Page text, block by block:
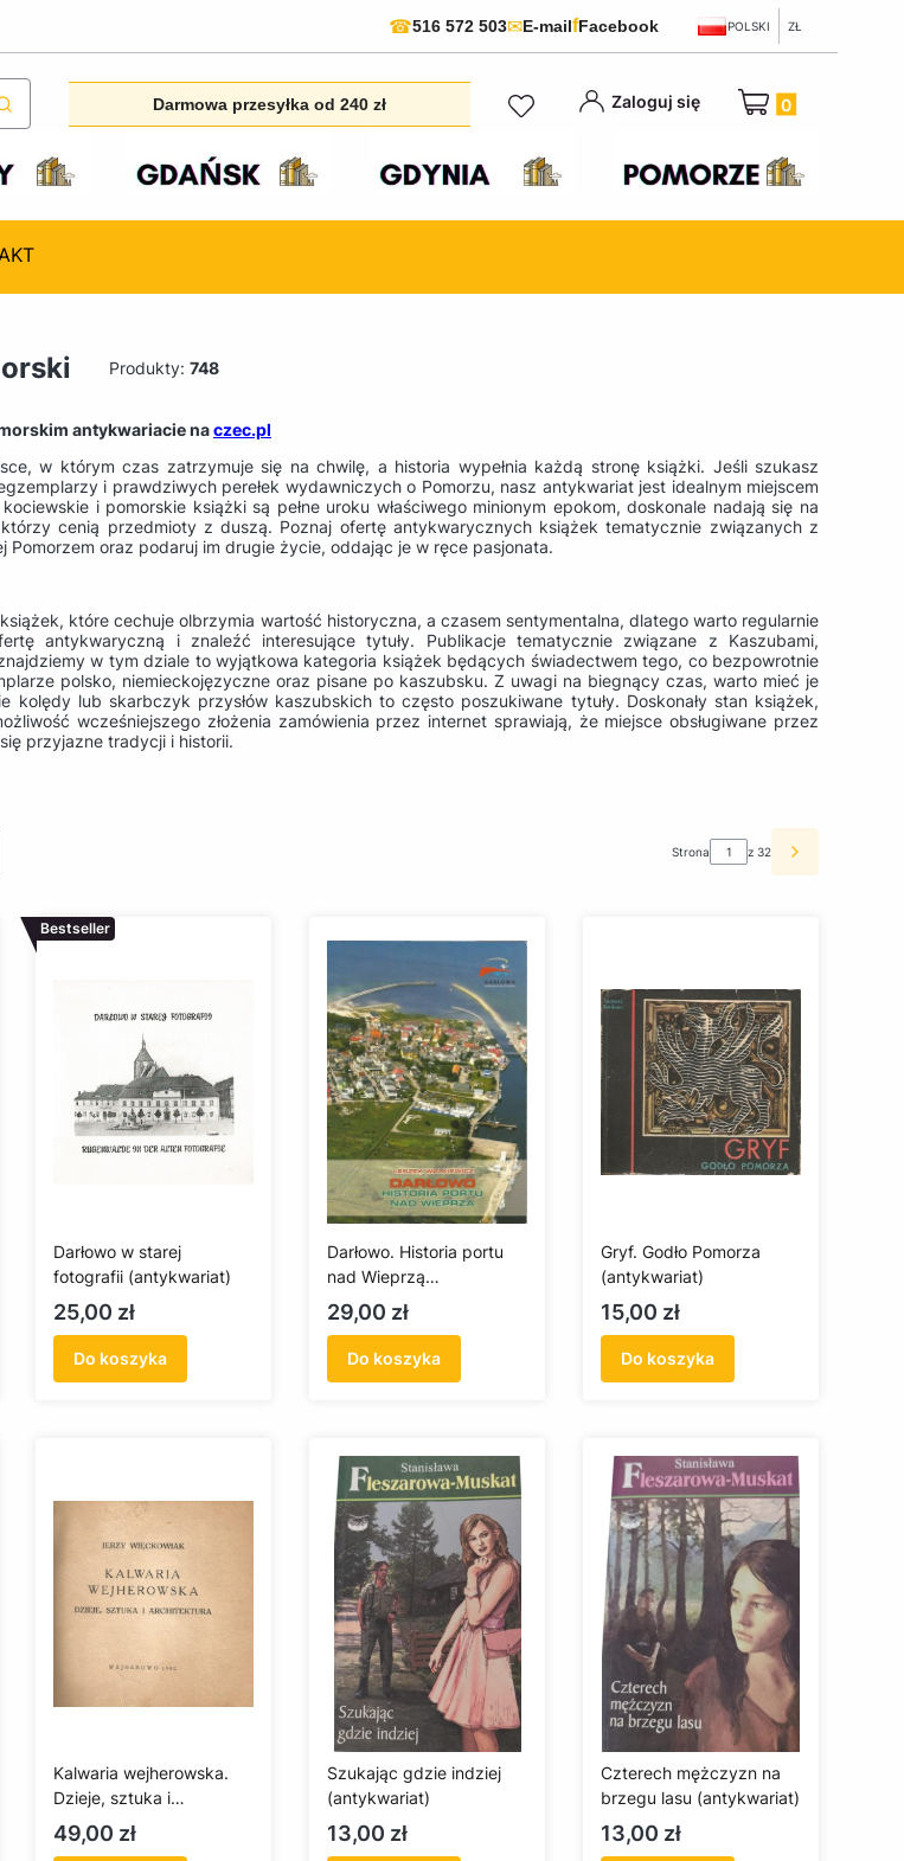
☎516 572 503✉E-mailfFacebook POLSKI ZŁ
Szukaj Darmowa przesyłka od 240 zł Zaloguj się Produkty w
Produkty: 748
antykwariacie naczec.pl
w którym czas zatrzymuje się na chwilę, a historia wypełnia każdą stronę książki. Jeśli szukasz
i prawdziwych perełek wydawniczych o Pomorzu, nasz antykwariat jest idealnym miejscem
i pomorskie książki są pełne uroku właściwego minionym epokom, doskonale nadają się na
cenią przedmioty z duszą. Poznaj ofertę antykwarycznych książek tematycznie związanych z
Pomorzem oraz podaruj im drugie życie, oddając je w ręce pasjonata.
książek, które cechuje olbrzymia wartość historyczna, a czasem sentymentalna, dlatego warto regularnie
antykwaryczną i znaleźć interesujące tytuły. Publikacje tematycznie związane z Kaszubami,
w tym dziale to wyjątkowa kategoria książek będących świadectwem tego, co bezpowrotnie
polsko, niemieckojęzyczne oraz pisane po kaszubsku. Z uwagi na biegnący czas, warto mieć je
kolędy lub skarbczyk przysłów kaszubskich to często poszukiwane tytuły. Doskonały stan książek,
wcześniejszego złożenia zamówienia przez internet sprawiają, że miejsce obsługiwane przez
przyjazne tradycji i historii.
Strona z 32 Następne
Bestseller
Darłowo w starej
fotografii (antykwariat)
Cena
25,00 zł
Do koszyka
Darłowo. Historia portu
nad Wieprzą
(antykwariat)
Cena
29,00 zł
Do koszyka
Gryf. Godło Pomorza
(antykwariat)
Cena
15,00 zł
Do koszyka
Kalwaria wejherowska.
Dzieje, sztuka i
architektura
(antykwariat)
Cena
49,00 zł
Szukając gdzie indziej
(antykwariat)
Cena
13,00 zł
Czterech mężczyzn na
brzegu lasu (antykwariat)
Cena
13,00 zł